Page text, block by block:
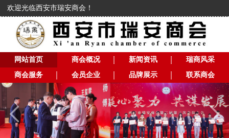
欢迎光临西安市瑞安商会！
网站首页 商会概况 新闻资讯
瑞商风采
商会服务
会员企业 品牌展示 联系商会